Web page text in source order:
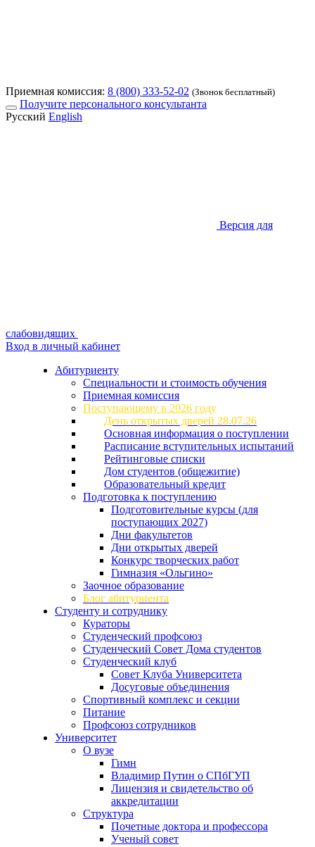
Приемная комиссия: 8 (800) 333-52-02 (Звонок бесплатный)
Получите персонального консультанта
Русский English
Версия для
слабовидящих
Вход в личный кабинет
Абитуриенту
Специальности и стоимость обучения
Приемная комиссия
Поступающему в 2026 году
День открытых дверей 28.07.26
Основная информация о поступлении
Расписание вступительных испытаний
Рейтинговые списки
Дом студентов (общежитие)
Образовательный кредит
Подготовка к поступлению
Подготовительные курсы (для
поступающих 2027)
Дни факультетов
Дни открытых дверей
Конкурс творческих работ
Гимназия «Ольгино»
Заочное образование
Блог абитуриента
Студенту и сотруднику
Кураторы
Студенческий профсоюз
Студенческий Совет Дома студентов
Студенческий клуб
Совет Клуба Университета
Досуговые объединения
Спортивный комплекс и секции
Питание
Профсоюз сотрудников
Университет
О вузе
Гимн
Владимир Путин о СПбГУП
Лицензия и свидетельство об
аккредитации
Структура
Почетные доктора и профессора
Ученый совет